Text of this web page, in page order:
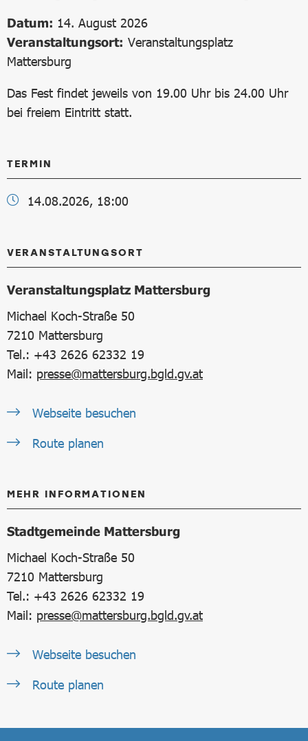
Datum: 14. August 2026
Veranstaltungsort: Veranstaltungsplatz
Mattersburg
Das Fest findet jeweils von 19.00 Uhr bis 24.00 Uhr
bei freiem Eintritt statt.
TERMIN
14.08.2026, 18:00
VERANSTALTUNGSORT
Veranstaltungsplatz Mattersburg
Michael Koch-Straße 50
7210 Mattersburg
Tel.: +43 2626 62332 19
Mail: presse@mattersburg.bgld.gv.at
Webseite besuchen
Route planen
MEHR INFORMATIONEN
Stadtgemeinde Mattersburg
Michael Koch-Straße 50
7210 Mattersburg
Tel.: +43 2626 62332 19
Mail: presse@mattersburg.bgld.gv.at
Webseite besuchen
Route planen